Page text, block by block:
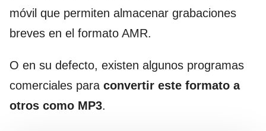
móvil que permiten almacenar grabaciones
breves en el formato AMR.
O en su defecto, existen algunos programas
comerciales para convertir este formato a
otros como MP3.